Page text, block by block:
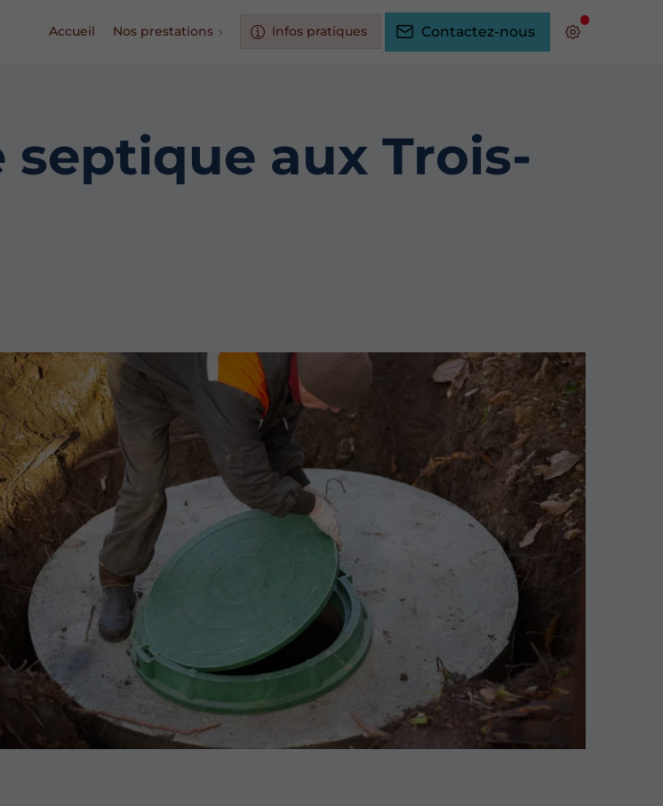
Accueil Nos prestations Infos pratiques Contactez-nous
aux Trois-